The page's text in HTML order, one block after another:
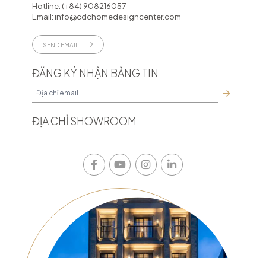
Hotline: (+84) 908216057
Email: info@cdchomedesigncenter.com
SEND EMAIL
ĐĂNG KÝ NHẬN BẢNG TIN
ĐỊA CHỈ SHOWROOM